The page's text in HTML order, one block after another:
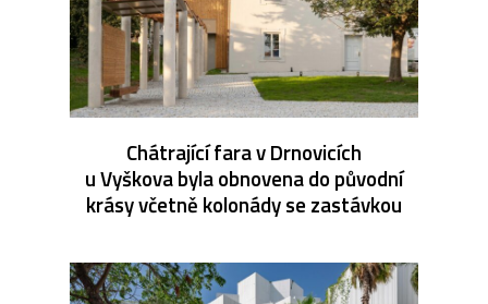
Chátrající fara v Drnovicích
u Vyškova byla obnovena do původní
krásy včetně kolonády se zastávkou